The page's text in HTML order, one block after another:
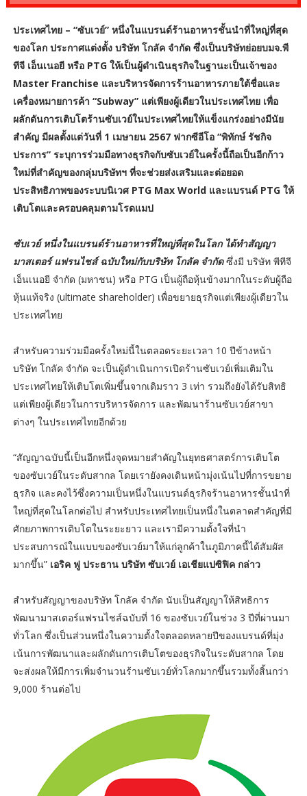
ประเทศไทย – “ซับเวย์” หนึ่งในแบรนด์ร้านอาหารชั้นนำที่ใหญ่ที่สุด
ของโลก ประกาศแต่งตั้ง บริษัท โกลัค จำกัด ซึ่งเป็นบริษัทย่อยบมจ.พี
ทีจี เอ็นเนอยี หรือ PTG ให้เป็นผู้ดำเนินธุรกิจในฐานะเป็นเจ้าของ
Master Franchise และบริหารจัดการร้านอาหารภายใต้ชื่อและ
เครื่องหมายการค้า “Subway” แต่เพียงผู้เดียวในประเทศไทย เพื่อ
ผลักดันการเติบโตร้านซับเวย์ในประเทศไทยให้แข็งแกร่งอย่างมีนัย
สำคัญ มีผลตั้งแต่วันที่ 1 เมษายน 2567 ฟากซีอีโอ “พิทักษ์ รัชกิจ
ประการ” ระบุการร่วมมือทางธุรกิจกับซับเวย์ในครั้งนี้ถือเป็นอีกก้าว
ใหม่ที่สำคัญของกลุ่มบริษัทฯ ที่จะช่วยส่งเสริมและต่อยอด
ประสิทธิภาพของระบบนิเวศ PTG Max World และแบรนด์ PTG ให้
เติบโตและครอบคลุมตามโรดแมป
ซับเวย์ หนึ่งในแบรนด์ร้านอาหารที่ใหญ่ที่สุดในโลก ได้ทำสัญญา
มาสเตอร์ แฟรนไชส์ ฉบับใหม่กับบริษัท โกลัค จำกัดซึ่งมี บริษัท พีทีจี
เอ็นเนอยี จำกัด (มหาชน) หรือ PTG เป็นผู้ถือหุ้นข้างมากในระดับผู้ถือ
หุ้นแท้จริง (ultimate shareholder) เพื่อขยายธุรกิจแต่เพียงผู้เดียวใน
ประเทศไทย
สำหรับความร่วมมือครั้งใหม่นี้ในตลอดระยะเวลา 10 ปีข้างหน้า
บริษัท โกลัค จำกัด จะเป็นผู้ดำเนินการเปิดร้านซับเวย์เพิ่มเติมใน
ประเทศไทยให้เติบโตเพิ่มขึ้นจากเดิมราว 3 เท่า รวมถึงยังได้รับสิทธิ
แต่เพียงผู้เดียวในการบริหารจัดการ และพัฒนาร้านซับเวย์สาขา
ต่างๆ ในประเทศไทยอีกด้วย
“สัญญาฉบับนี้เป็นอีกหนึ่งจุดหมายสำคัญในยุทธศาสตร์การเติบโต
ของซับเวย์ในระดับสากล โดยเรายังคงเดินหน้ามุ่งเน้นไปที่การขยาย
ธุรกิจ และคงไว้ซึ่งความเป็นหนึ่งในแบรนด์ธุรกิจร้านอาหารชั้นนำที่
ใหญ่ที่สุดในโลกต่อไป สำหรับประเทศไทยเป็นหนึ่งในตลาดสำคัญที่มี
ศักยภาพการเติบโตในระยะยาว และเรามีความตั้งใจที่นำ
ประสบการณ์ในแบบของซับเวย์มาให้แก่ลูกค้าในภูมิภาคนี้ได้สัมผัส
มากขึ้น” เอริค ฟู ประธาน บริษัท ซับเวย์ เอเชียแปซิฟิค กล่าว
สำหรับสัญญาของบริษัท โกลัค จำกัด นับเป็นสัญญาให้สิทธิการ
พัฒนามาสเตอร์แฟรนไชส์ฉบับที่ 16 ของซับเวย์ในช่วง 3 ปีที่ผ่านมา
ทั่วโลก ซึ่งเป็นส่วนหนึ่งในความตั้งใจตลอดหลายปีของแบรนด์ที่มุ่ง
เน้นการพัฒนาและผลักดันการเติบโตของธุรกิจในระดับสากล โดย
จะส่งผลให้มีการเพิ่มจำนวนร้านซับเวย์ทั่วโลกมากขึ้นรวมทั้งสิ้นกว่า
9,000 ร้านต่อไป